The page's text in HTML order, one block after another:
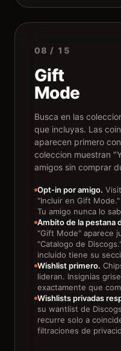
08 / 15
Gift
Mode
Busca en las
que incluyas. Las
aparecen primero
coleccion muestran
amigos sin comprar
Opt-in por amigo.
"Incluir en Gift
Tu amigo nunca lo
Ambito de la pestana
"Gift Mode" aparece
"Catalogo de
incluido tiene su
Wishlist primero.
lideran. Insignias
exactamente que
Wishlists privadas
su wantlist de
recurre solo a
filtraciones de